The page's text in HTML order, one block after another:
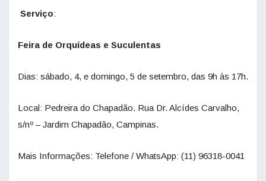
Serviço:
Feira de Orquídeas e Suculentas
Dias: sábado, 4, e domingo, 5 de setembro, das 9h às 17h.
Local: Pedreira do Chapadão. Rua Dr. Alcídes Carvalho,
s/nº – Jardim Chapadão, Campinas.
Mais Informações: Telefone / WhatsApp: (11) 96318-0041